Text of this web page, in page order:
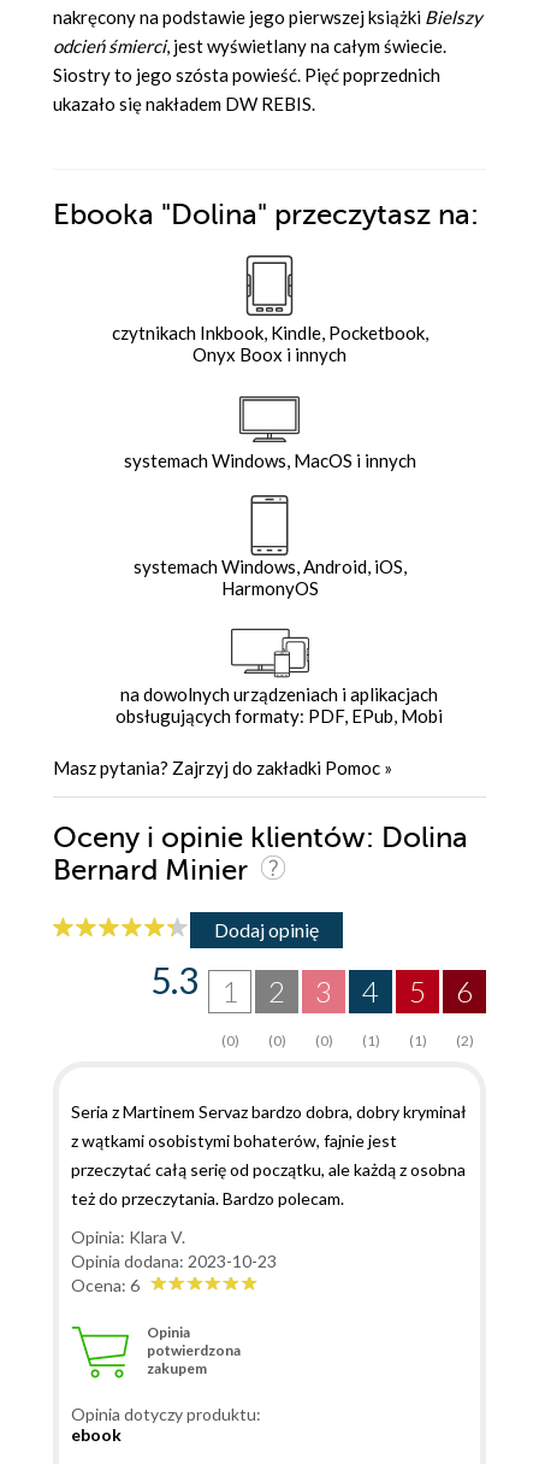
nakręcony na podstawie jego pierwszej książki Bielszy
odcień śmierci, jest wyświetlany na całym świecie.
Siostry to jego szósta powieść. Pięć poprzednich
ukazało się nakładem DW REBIS.
Ebooka "Dolina" przeczytasz na:
czytnikach Inkbook, Kindle, Pocketbook,
Onyx Boox i innych
systemach Windows, MacOS i innych
systemach Windows, Android, iOS,
HarmonyOS
na dowolnych urządzeniach i aplikacjach
obsługujących formaty: PDF, EPub, Mobi
Masz pytania? Zajrzyj do zakładki Pomoc »
Oceny i opinie klientów: Dolina
Bernard Minier
Dodaj opinię
6
(2)
5
(1)
4
(1)
3
(0)
2
(0)
1
(0)
5.3
Seria z Martinem Servaz bardzo dobra, dobry kryminał
z wątkami osobistymi bohaterów, fajnie jest
przeczytać całą serię od początku, ale każdą z osobna
też do przeczytania. Bardzo polecam.
Opinia: Klara V.
Opinia dodana: 2023-10-23
Ocena: 6
Opinia
potwierdzona
zakupem
Opinia dotyczy produktu:
ebook